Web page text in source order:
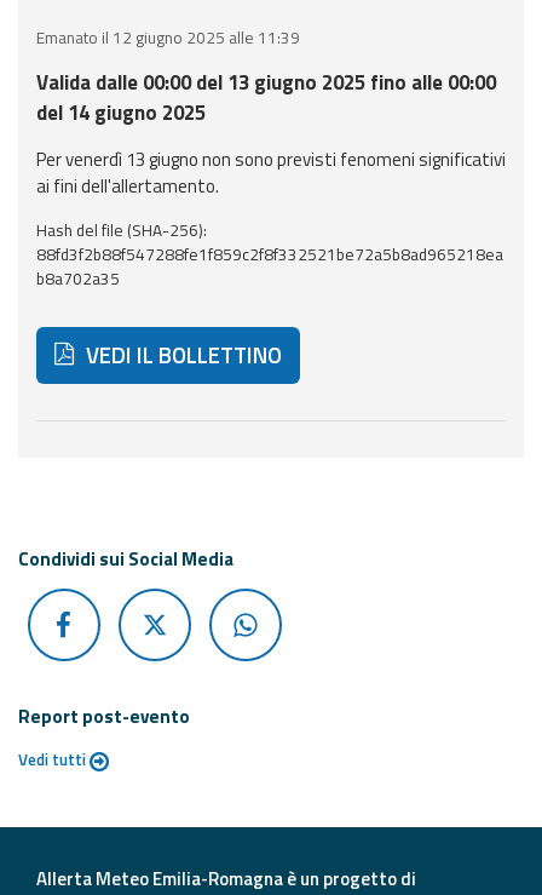
Strumenti
Operativi
Report
Aggiornamenti
utili
frequenti
Il progetto
Allerta
Meteo
Emilia-
Romagna
Contatti
Emanato il 12 giugno 2025 alle 11:39
Valida dalle 00:00 del 13 giugno 2025 fino alle 00:00
del 14 giugno 2025
Per venerdì 13 giugno non sono previsti fenomeni significativi
ai fini dell'allertamento.
Hash del file (SHA-256):
88fd3f2b88f547288fe1f859c2f8f332521be72a5b8ad965218ea
b8a702a35
VEDI IL BOLLETTINO
Condividi sui Social Media
Report post-evento
Vedi tutti
Allerta Meteo Emilia-Romagna è un progetto di